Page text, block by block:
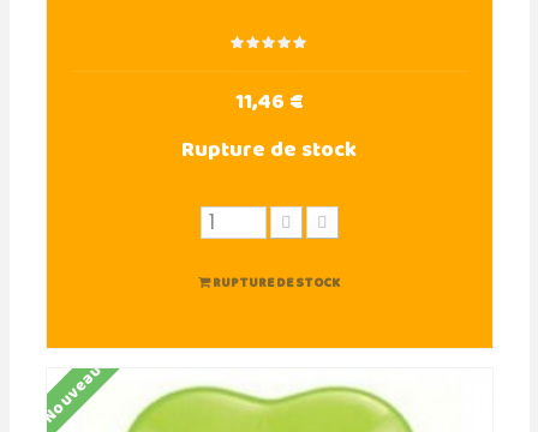
11,46 €
Rupture de stock
RUPTURE DE STOCK
Nouveau